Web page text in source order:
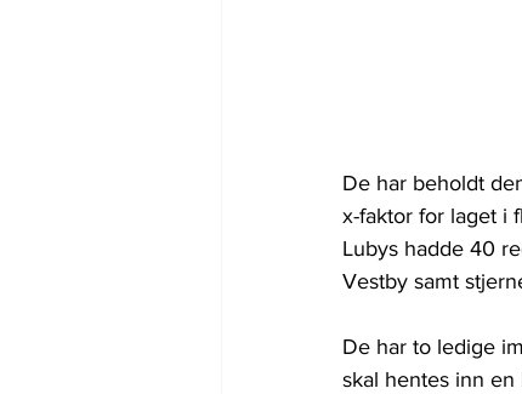
De har beholdt
x-faktor for laget i
Lubys hadde 40
Vestby samt
De har to ledige
skal hentes inn